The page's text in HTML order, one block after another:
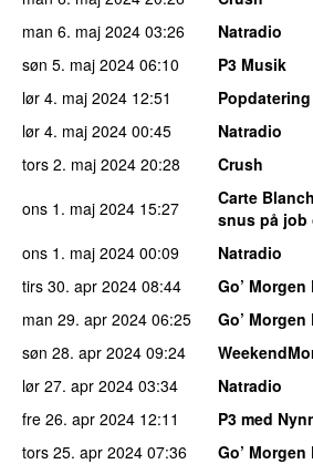
man 6. maj 2024 03:26
Natradio
søn 5. maj 2024 06:10
P3 Musik
lør 4. maj 2024 12:51
lør 4. maj 2024 00:45
Natradio
tors 2. maj 2024 20:28
Crush
ons 1. maj 2024 15:27 Carte
snus på job
ons 1. maj 2024 00:09
Natradio
tirs 30. apr 2024 08:44
Go’ Morgen
man 29. apr 2024 06:25
Go’ Morgen
søn 28. apr 2024 09:24
lør 27. apr 2024 03:34
Natradio
fre 26. apr 2024 12:11
P3 med
tors 25. apr 2024 07:36 Go’ Morgen